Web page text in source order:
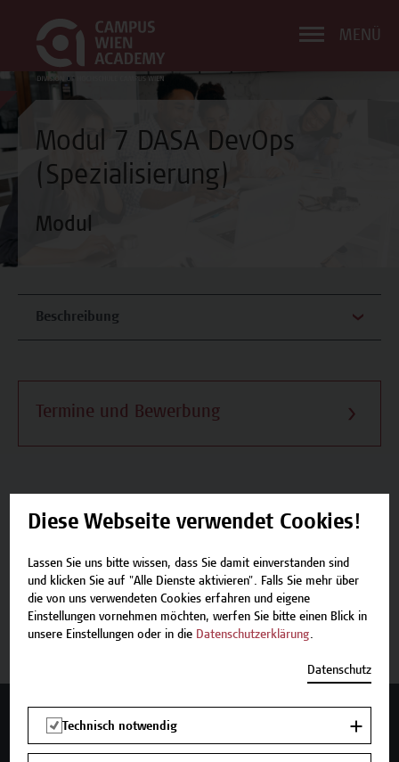
MENÜ
Modul 7 DASA DevOps
(Spezialisierung)
Modul
Beschreibung
Termine und Bewerbung
Beschreibung
Termine und Bewerbung
Zurück zum Zertifikatsprogramm
Mehr Infos gewünscht?
Diese Webseite verwendet Cookies!
Lassen Sie uns bitte wissen, dass Sie damit einverstanden sind
und klicken Sie auf "Alle Dienste aktivieren". Falls Sie mehr über
die von uns verwendeten Cookies erfahren und eigene
Einstellungen vornehmen möchten, werfen Sie bitte einen Blick in
unsere Einstellungen oder in die Datenschutzerklärung.
Datenschutz
Technisch notwendig